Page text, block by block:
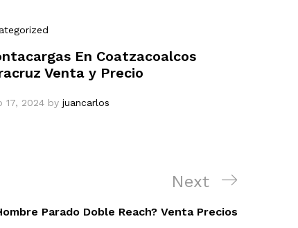
En Coatzacoalcos
Venta y Precio
17, 2024 by juancarlos
Next
Post
Next
Parado Doble Reach? Venta Precios